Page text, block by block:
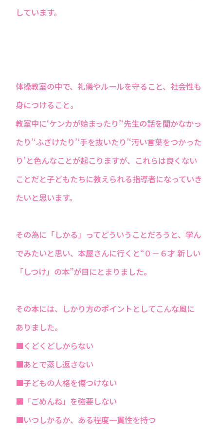
しています。
体操教室の中で、礼儀やルールを守ること、社会性も
身につけること。
教室中に‘ケンカが始まったり’‘先生の話を聞かなかっ
たり’‘ふざけたり’‘手を抜いたり’‘汚い言葉をつかった
り’と色んなことが起こりますが、これらは良くない
ことだと子どもたちに教えられる指導者になっていき
たいと思います。
その為に「しかる」ってどういうことだろうと、学ん
でみたいと思い、本屋さんに行くと“０－６才 新しい
「しつけ」の本”が目にとまりました。
その本には、しかり方のポイントとしてこんな風に
ありました。
■くどくどしからない
■あとで蒸し返さない
■子どもの人格を傷つけない
■「ごめんね」を強要しない
■いつしかるか、ある程度一貫性を持つ